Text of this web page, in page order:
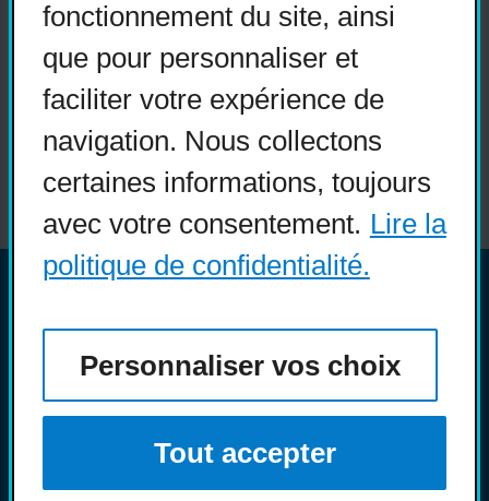
fonctionnement du site, ainsi
que pour personnaliser et
faciliter votre expérience de
navigation. Nous collectons
certaines informations, toujours
avec votre consentement. Lire la
politique de confidentialité.
Personnaliser vos choix
Tout accepter
Réseaux sociaux
Guide sur l’accessibilité
universelle
FAQ
réservés.
Conception :Ekloweb
Crédits photo :Merryl B.
Personnaliser les témoins